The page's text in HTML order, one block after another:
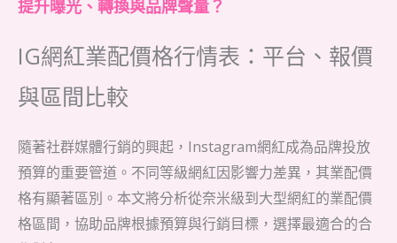
提升曝光、轉換與品牌聲量？
IG網紅業配價格行情表：平台、報價
與區間比較
隨著社群媒體行銷的興起，Instagram網紅成為品牌投放
預算的重要管道。不同等級網紅因影響力差異，其業配價
格有顯著區別。本文將分析從奈米級到大型網紅的業配價
格區間，協助品牌根據預算與行銷目標，選擇最適合的合